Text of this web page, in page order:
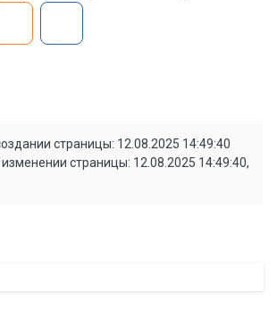
страницы: 12.08.2025 14:49:40
страницы: 12.08.2025 14:49:40,